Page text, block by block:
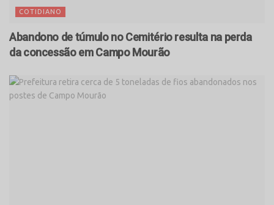
COTIDIANO
Abandono de túmulo no Cemitério resulta na perda
da concessão em Campo Mourão